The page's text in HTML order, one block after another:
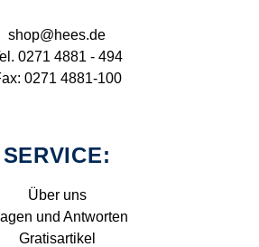
shop@hees.de
0271 4881 - 494
0271 4881-100
SERVICE:
Über uns
und Antworten
Gratisartikel